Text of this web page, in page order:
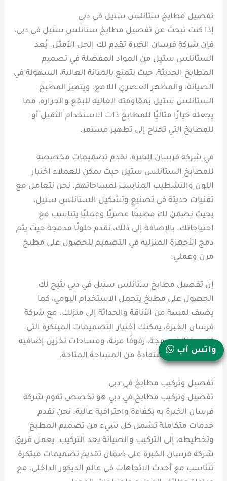
تفصيل مطابخ ستانلس ستيل في دبي
إذا كنت تبحث عن تفصيل مطابخ ستانلس ستيل في دبي،
فإن شركة فرسان الخبرة تقدم لك الحل الأمثل. يُعد
الستانلس ستيل من المواد المفضلة في تصميم
المطابخ الحديثة، حيث يتمتع بالمتانة العالية، السهولة في
الصيانة، والمظهر العصري اللامع. ويتميز المطبخ
الستانلس ستيل بمقاومته العالية للبقع والحرارة، مما
يجعله خيارًا مثاليًا للمطابخ ذات الاستخدام الثقيل أو
للمطابخ التي تحتاج إلى تطهير مستمر.
في شركة فرسان الخبرة، نقدم تصميمات مخصصة
للمطابخ الستانلس ستيل حيث يمكن للعملاء اختيار
اللون والتشطيب المناسب لمساحاتهم. نحن نتعامل مع
تقنيات حديثة في تصنيع وتشكيل الستانلس ستيل،
بحيث نضمن لك مطبخًا عصريًا وعمليًا يتناسب مع
احتياجاتك. بالإضافة إلى ذلك، نقدم حلولًا مدمجة حيث يتم
دمج الأجهزة المنزلية في التصميم للحصول على مطبخ
مرن وعملي.
إن تفصيل مطابخ ستانلس ستيل في دبي يتيح لك
الحصول على مطبخ يتحمل الاستخدام اليومي، كما
يضيف لمسة من الأناقة والحداثة إلى منزلك. مع شركة
فرسان الخبرة، يمكنك اختيار التصميمات المبتكرة التي
تضم خزانة مدمجة، رفوفًا مرنة، ومساحات تخزين إضافية
لتوفير أقصى استفادة من المساحة المتاحة.
تفصيل وتركيب مطابخ في دبي
تفصيل وتركيب مطابخ في دبي هو تخصص تقوم شركة
فرسان الخبرة به بكفاءة واحترافية عالية. نحن نقدم
خدمات متكاملة تشمل كل شيء من تصميم المطبخ
وتخطيطه، إلى التركيب والصيانة بعد التركيب. يعمل فريق
شركة فرسان الخبرة على ضمان تقديم تصميمات مبتكرة
تتناسب مع أحدث الاتجاهات في عالم الديكور الداخلي، مع
واتس آب